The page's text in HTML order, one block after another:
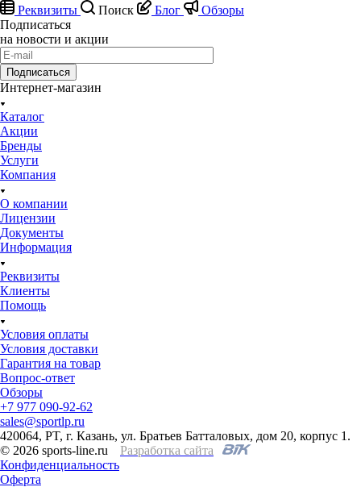
Реквизиты
Поиск Блог
Обзоры
Подписаться
на новости и акции
Подписаться
Интернет-магазин
Каталог
Акции
Бренды
Услуги
Компания
О компании
Лицензии
Документы
Информация
Реквизиты
Клиенты
Помощь
Условия оплаты
Условия доставки
Гарантия на товар
Вопрос-ответ
Обзоры
+7 977 090-92-62
sales@sportlp.ru
420064, PT, г. Казань, ул. Братьев Батталовых, дом 20, корпус 1.
© 2026 sports-line.ru
Разработка сайта
Конфиденциальность
Оферта